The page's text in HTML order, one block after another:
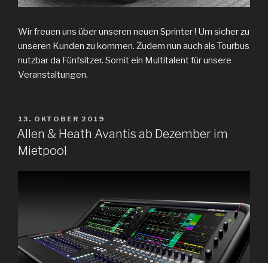
Wir freuen uns über unseren neuen Sprinter ! Um sicher zu
unseren Kunden zu kommen. Zudem nun auch als Tourbus
nutzbar da Fünfsitzer. Somit ein Multitalent für unsere
Veranstaltungen.
VERÖFFENTLICHT
AM
13. OKTOBER 2019
Allen & Heath Avantis ab Dezember im
Mietpool